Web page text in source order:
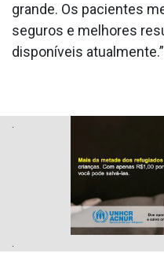
grande. Os pacientes
seguros e melhores
disponíveis atualmente.”
.
.